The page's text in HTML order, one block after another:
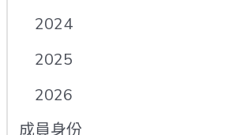
2024
2025
2026
成員身份